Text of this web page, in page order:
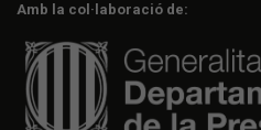
Amb la col·laboració de: